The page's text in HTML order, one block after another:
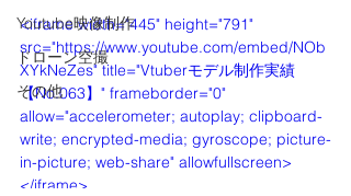
Youtube映像制作
ドローン空撮
その他
<iframe width="445" height="791"
src="https://www.youtube.com/embed/NOb
XYkNeZes" title="Vtuberモデル制作実績
【No.063】" frameborder="0"
allow="accelerometer; autoplay; clipboard-
write; encrypted-media; gyroscope; picture-
in-picture; web-share" allowfullscreen>
</iframe>